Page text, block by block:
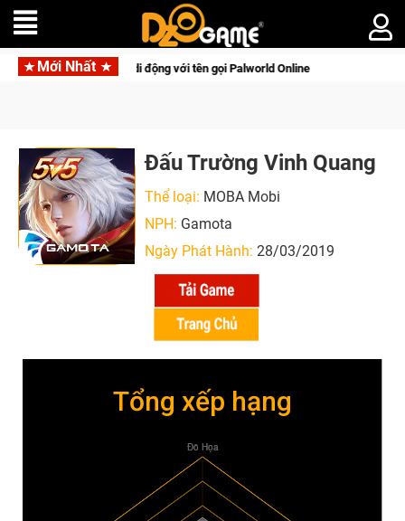
Mới Nhất
Palworld Online Gia Nhập Closed Beta Norse Saga: Cửu
Đấu Trường Vinh Quang
Thể loại: MOBA Mobi
NPH: Gamota
Ngày Phát Hành: 28/03/2019
Tổng xếp hạng